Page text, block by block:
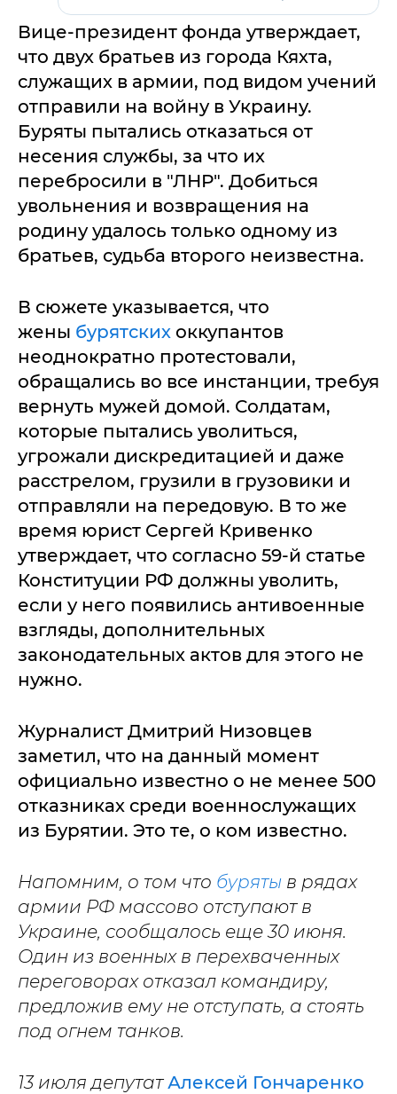
Вице-президент фонда утверждает,
что двух братьев из города Кяхта,
служащих в армии, под видом учений
отправили на войну в Украину.
Буряты пытались отказаться от
несения службы, за что их
перебросили в "ЛНР". Добиться
увольнения и возвращения на
родину удалось только одному из
братьев, судьба второго неизвестна.
В сюжете указывается, что
жены бурятских оккупантов
неоднократно протестовали,
обращались во все инстанции, требуя
вернуть мужей домой. Солдатам,
которые пытались уволиться,
угрожали дискредитацией и даже
расстрелом, грузили в грузовики и
отправляли на передовую. В то же
время юрист Сергей Кривенко
утверждает, что согласно 59-й статье
Конституции РФ должны уволить,
если у него появились антивоенные
взгляды, дополнительных
законодательных актов для этого не
нужно.
Журналист Дмитрий Низовцев
заметил, что на данный момент
официально известно о не менее 500
отказниках среди военнослужащих
из Бурятии. Это те, о ком известно.
Напомним, о том что буряты в рядах
армии РФ массово отступают в
Украине, сообщалось еще 30 июня.
Один из военных в перехваченных
переговорах отказал командиру,
предложив ему не отступать, а стоять
под огнем танков.
13 июля депутатАлексей Гончаренко